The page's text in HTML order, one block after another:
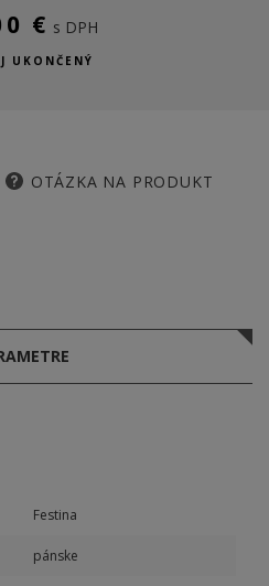
€ s DPH
UKONČENÝ
OTÁZKA NA PRODUKT
Festina
pánske